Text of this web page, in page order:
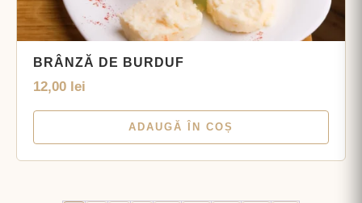
BRÂNZĂ DE BURDUF
12,00 lei
ADAUGĂ ÎN COȘ